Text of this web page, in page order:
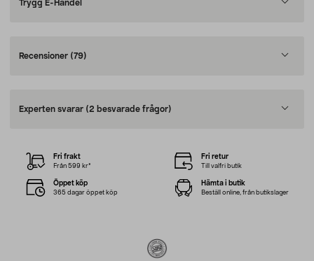
Trygg E-Handel
Recensioner (79)
Experten svarar (2 besvarade frågor)
Fri frakt
Från 599 kr*
Fri retur
Till valfri butik
Öppet köp
365 dagar öppet köp
Hämta i butik
Beställ online, från butikslager